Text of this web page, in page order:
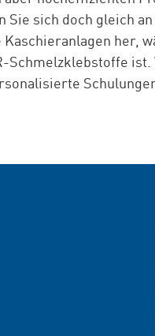
sich doch gleich
her,
ist.